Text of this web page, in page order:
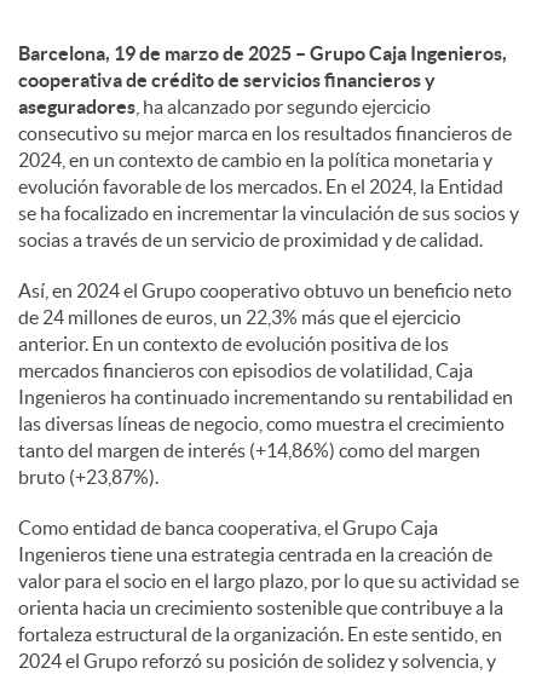
Barcelona, 19 de marzo de 2025 – Grupo Caja Ingenieros,
cooperativa de crédito de servicios financieros y
aseguradores , ha alcanzado por segundo ejercicio
consecutivo su mejor marca en los resultados financieros de
2024, en un contexto de cambio en la política monetaria y
evolución favorable de los mercados. En el 2024, la Entidad
se ha focalizado en incrementar la vinculación de sus socios y
socias a través de un servicio de proximidad y de calidad.
Así, en 2024 el Grupo cooperativo obtuvo un beneficio neto
de 24 millones de euros, un 22,3% más que el ejercicio
anterior. En un contexto de evolución positiva de los
mercados financieros con episodios de volatilidad, Caja
Ingenieros ha continuado incrementando su rentabilidad en
las diversas líneas de negocio, como muestra el crecimiento
tanto del margen de interés (+14,86%) como del margen
bruto (+23,87%).
Como entidad de banca cooperativa, el Grupo Caja
Ingenieros tiene una estrategia centrada en la creación de
valor para el socio en el largo plazo, por lo que su actividad se
orienta hacia un crecimiento sostenible que contribuye a la
fortaleza estructural de la organización. En este sentido, en
2024 el Grupo reforzó su posición de solidez y solvencia, y